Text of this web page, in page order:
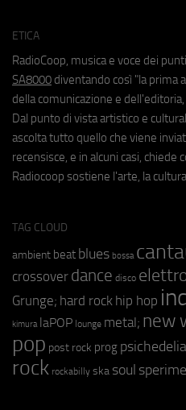
ETICA
RadioCoop, musica e voce dei
SA8000 diventando così "la prima
della comunicazione e
Dal punto di vista artistico e
ascolta tutto quello che viene
recensisce, e in alcuni casi, chiede
Radiocoop sostiene l'arte, la
TAG CLOUD
ambient beat blues bossa
crossover dance disco
Grunge; hard rock hip hop
kimura laPOP lounge metal; new
pop post rock prog psichedelia
rock rockabilly ska soul